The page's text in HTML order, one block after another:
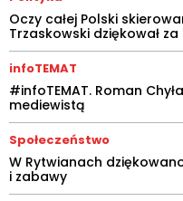
Oczy całej Polski
Trzaskowski dziękował
infoTEMAT
#infoTEMAT. Roman
mediewistą
Społeczeństwo
W Rytwianach
i zabawy